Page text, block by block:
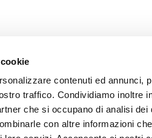
contenuti ed annunci,
traffico. Condividiamo inoltre
che si occupano di analisi dei
con altre informazioni